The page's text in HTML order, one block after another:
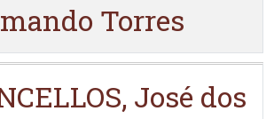
Torres
José dos